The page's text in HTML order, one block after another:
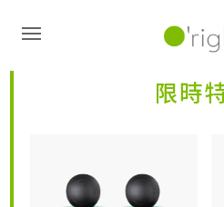
最新活動
居家生活HOME
限時